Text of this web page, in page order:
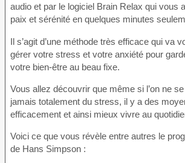
audio et par le logiciel Brain Relax qui vous
paix et sérénité en quelques minutes
Il s’agit d’une méthode très efficace qui va
gérer votre stress et votre anxiété pour
votre bien-être au beau fixe.
Vous allez découvrir que même si l’on ne
jamais totalement du stress, il y a des
efficacement et ainsi mieux vivre au
Voici ce que vous révèle entre autres le
de Hans Simpson :